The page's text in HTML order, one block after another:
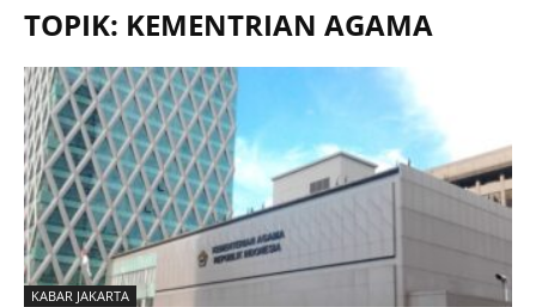
TOPIK: KEMENTRIAN AGAMA
KABAR JAKARTA